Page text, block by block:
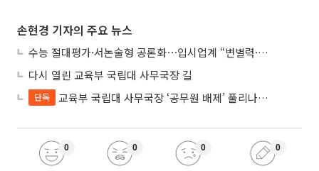
손현경 기자의 주요 뉴스
수능 절대평가·서논술형 공론화⋯입시업계 “변별력·사교육 대책 먼저”
다시 열린 교육부 국립대 사무국장 길
단독 교육부 국립대 사무국장 ‘공무원 배제’ 풀리나…응시자격 다시 열렸다
0 0 0 0